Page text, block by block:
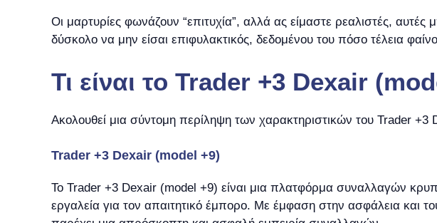
Οι μαρτυρίες φωνάζουν “επιτυχία”, αλλά ας είμαστε ρεαλιστές,
δύσκολο να μην είσαι επιφυλακτικός, δεδομένου του πόσο τέλεια
Τι είναι το Trader +3 Dexair
Ακολουθεί μια σύντομη περίληψη των χαρακτηριστικών του Trader +3
Trader +3 Dexair (model +9)
Το Trader +3 Dexair (model +9) είναι μια πλατφόρμα συναλλαγών
εργαλεία για τον απαιτητικό έμπορο. Με έμφαση στην ασφάλεια και